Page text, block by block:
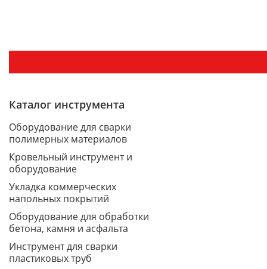
Каталог инструмента
Оборудование для сварки
полимерных материалов
Кровельный инструмент и
оборудование
Укладка коммерческих
напольных покрытий
Оборудование для обработки
бетона, камня и асфальта
Инструмент для сварки
пластиковых труб